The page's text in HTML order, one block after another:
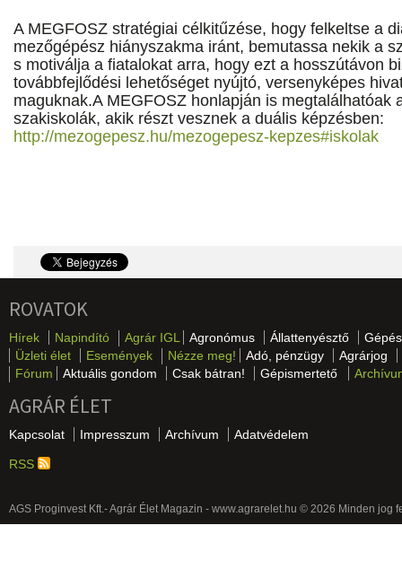
A MEGFOSZ stratégiai célkitűzése, hogy felkeltse a
mezőgépész hiányszakma iránt, bemutassa nekik a
s motiválja a fiatalokat arra, hogy ezt a hosszútávon
továbbfejlődési lehetőséget nyújtó, versenyképes
maguknak.A MEGFOSZ honlapján is megtalálhatóak
szakiskolák, akik részt vesznek a duális képzésben:
http://mezogepesz.hu/mezogepesz-kepzes#iskolak
ROVATOK
Hírek Napindító Agrár IGL Agronómus Állattenyésztő
Üzleti élet
Események Nézze meg! Adó, pénzügy
Agrárjog
Fórum
Aktuális gondom Csak bátran! Gépismertető
AGRÁR ÉLET
Kapcsolat Impresszum Archívum Adatvédelem
RSS
AGS Proginvest Kft.- Agrár Élet Magazin - www.agrarelet.hu © 2026 Minden jog